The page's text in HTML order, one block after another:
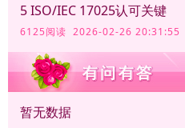
5 ISO/IEC 17025认可关键
6125阅读 2026-02-26 20:31:55
暂无数据